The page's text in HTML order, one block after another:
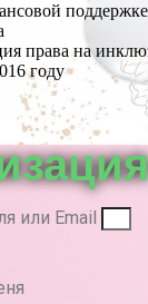
права на
году
или Email